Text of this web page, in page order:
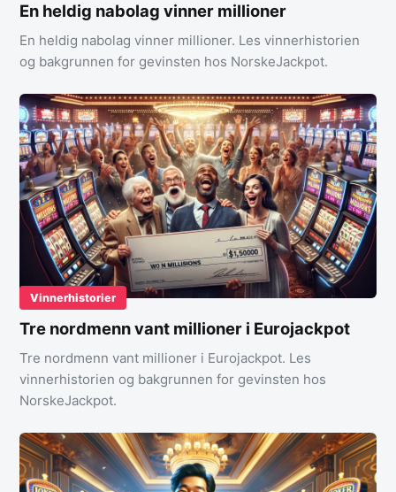
En heldig nabolag vinner millioner
En heldig nabolag vinner millioner. Les vinnerhistorien
og bakgrunnen for gevinsten hos NorskeJackpot.
Vinnerhistorier
Tre nordmenn vant millioner i Eurojackpot
Tre nordmenn vant millioner i Eurojackpot. Les
vinnerhistorien og bakgrunnen for gevinsten hos
NorskeJackpot.